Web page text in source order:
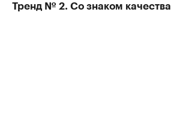
Тренд № 2. Со знаком качества